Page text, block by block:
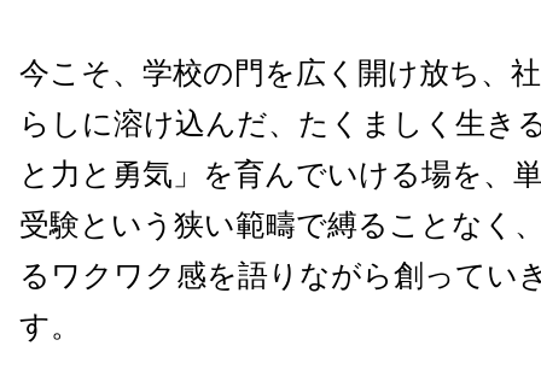
今こそ、学校の門を広く開け放ち、
らしに溶け込んだ、たくましく生き
と力と勇気」を育んでいける場を、
受験という狭い範疇で縛ることなく
るワクワク感を語りながら創ってい
す。